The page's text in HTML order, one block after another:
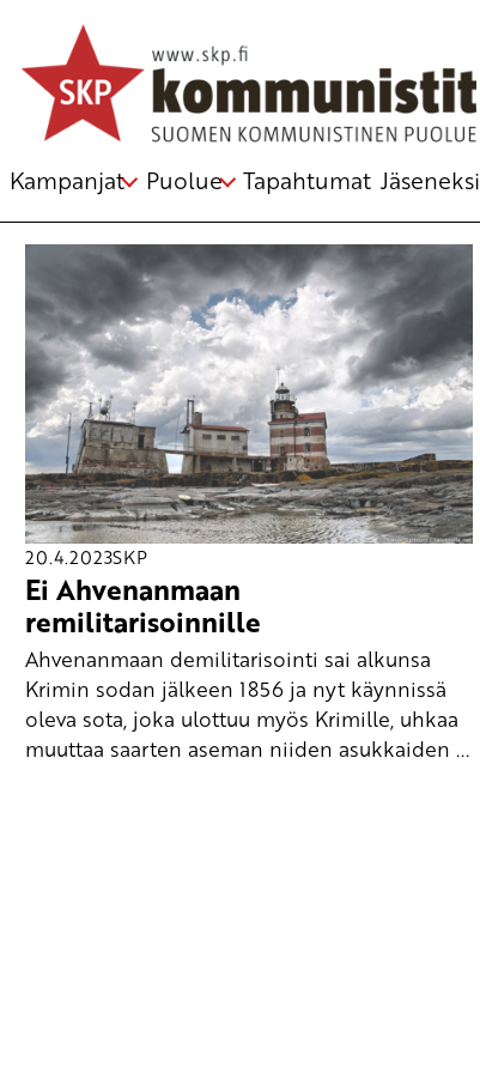
Kampanjat Puolue Tapahtumat Jäseneksi
Avainsana
Ahvenanmaa
20.4.2023SKP
Ei Ahvenanmaan
remilitarisoinnille
Ahvenanmaan demilitarisointi sai alkunsa
Krimin sodan jälkeen 1856 ja nyt käynnissä
oleva sota, joka ulottuu myös Krimille, uhkaa
muuttaa saarten aseman niiden asukkaiden ...